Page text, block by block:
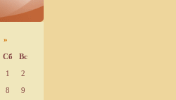
»
Сб
Вс
1
2
8
9